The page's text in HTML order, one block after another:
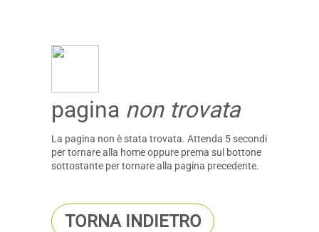
pagina non trovata
La pagina non è stata trovata. Attenda 5 secondi
per tornare alla home oppure prema sul bottone
sottostante per tornare alla pagina precedente.
TORNA INDIETRO